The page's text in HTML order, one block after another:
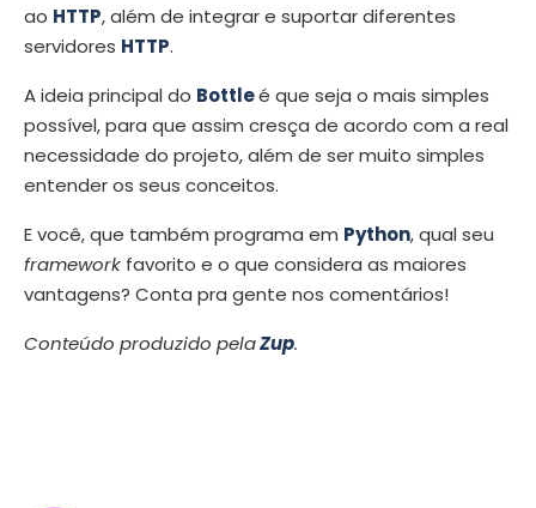
ao HTTP, além de integrar e suportar diferentes
servidores HTTP.
A ideia principal do Bottleé que seja o mais simples
possível, para que assim cresça de acordo com a real
necessidade do projeto, além de ser muito simples
entender os seus conceitos.
E você, que também programa em Python, qual seu
framework favorito e o que considera as maiores
vantagens? Conta pra gente nos comentários!
Conteúdo produzido pelaZup.